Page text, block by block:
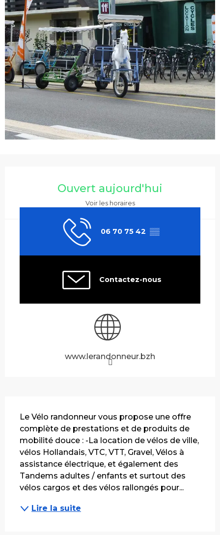
Ouvert aujourd'hui
Voir les horaires
06 70 75 42 ▒▒
Contactez-nous
www.lerandonneur.bzh
Le Vélo randonneur vous propose une offre
complète de prestations et de produits de
mobilité douce : -La location de vélos de ville,
vélos Hollandais, VTC, VTT, Gravel, Vélos à
assistance électrique, et également des
Tandems adultes / enfants et surtout des
vélos cargos et des vélos rallongés pour...
Lire la suite